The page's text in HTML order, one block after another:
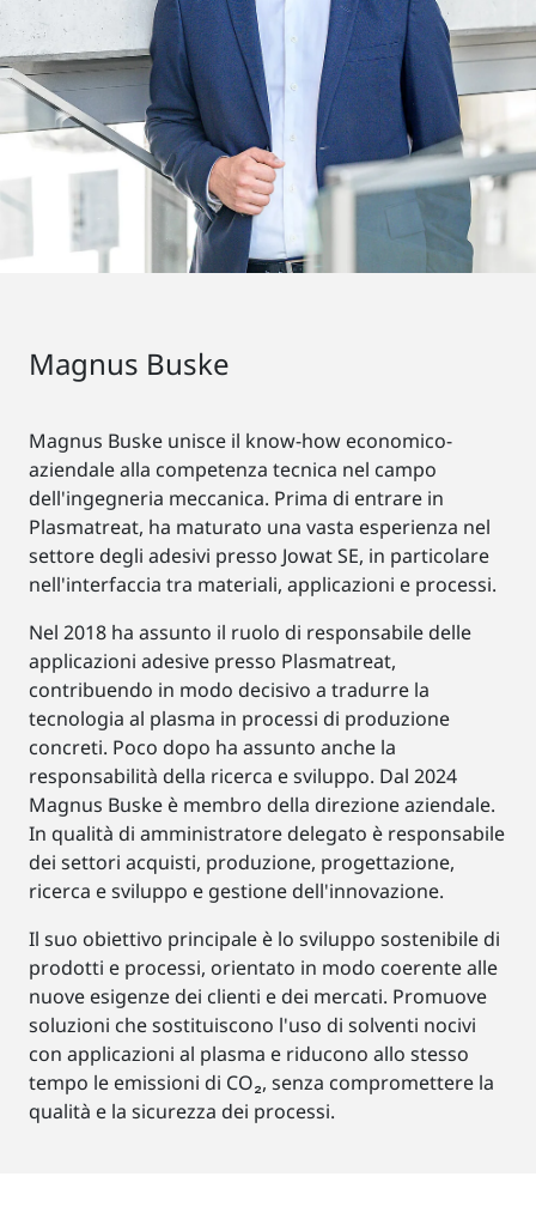
Magnus Buske
Magnus Buske unisce il know-how economico-
aziendale alla competenza tecnica nel campo
dell'ingegneria meccanica. Prima di entrare in
Plasmatreat, ha maturato una vasta esperienza nel
settore degli adesivi presso Jowat SE, in particolare
nell'interfaccia tra materiali, applicazioni e processi.
Nel 2018 ha assunto il ruolo di responsabile delle
applicazioni adesive presso Plasmatreat,
contribuendo in modo decisivo a tradurre la
tecnologia al plasma in processi di produzione
concreti. Poco dopo ha assunto anche la
responsabilità della ricerca e sviluppo. Dal 2024
Magnus Buske è membro della direzione aziendale.
In qualità di amministratore delegato è responsabile
dei settori acquisti, produzione, progettazione,
ricerca e sviluppo e gestione dell'innovazione.
Il suo obiettivo principale è lo sviluppo sostenibile di
prodotti e processi, orientato in modo coerente alle
nuove esigenze dei clienti e dei mercati. Promuove
soluzioni che sostituiscono l'uso di solventi nocivi
con applicazioni al plasma e riducono allo stesso
tempo le emissioni di CO₂, senza compromettere la
qualità e la sicurezza dei processi.